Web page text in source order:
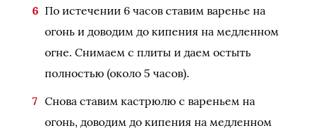
По истечении 6 часов ставим варенье на
огонь и доводим до кипения на медленном
огне. Снимаем с плиты и даем остыть
полностью (около 5 часов).
Снова ставим кастрюлю с вареньем на
огонь, доводим до кипения на медленном